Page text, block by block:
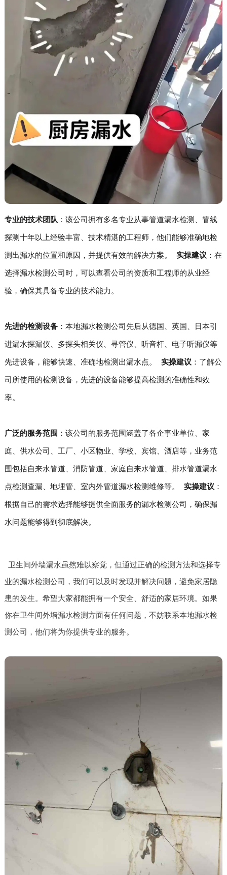
专业的技术团队：该公司拥有多名专业从事管道漏水检测、管线
探测十年以上经验丰富、技术精湛的工程师，他们能够准确地检
测出漏水的位置和原因，并提供有效的解决方案。 实操建议：在
选择漏水检测公司时，可以查看公司的资质和工程师的从业经
验，确保其具备专业的技术能力。
先进的检测设备：本地漏水检测公司先后从德国、英国、日本引
进漏水探漏仪、多探头相关仪、寻管仪、听音杆、电子听漏仪等
先进设备，能够快速、准确地检测出漏水点。 实操建议：了解公
司所使用的检测设备，先进的设备能够提高检测的准确性和效
率。
广泛的服务范围 ：该公司的服务范围涵盖了各企事业单位、家
庭、供水公司、工厂、小区物业、学校、宾馆、酒店等，业务范
围包括自来水管道、消防管道、家庭自来水管道、排水管道漏水
点检测查漏、地埋管、室内外管道漏水检测维修等。 实操建议：
根据自己的需求选择能够提供全面服务的漏水检测公司，确保漏
水问题能够得到彻底解决。
卫生间外墙漏水虽然难以察觉，但通过正确的检测方法和选择专
业的漏水检测公司，我们可以及时发现并解决问题，避免家居隐
患的发生。希望大家都能拥有一个安全、舒适的家居环境。如果
你在卫生间外墙漏水检测方面有任何问题，不妨联系本地漏水检
测公司，他们将为你提供专业的服务。